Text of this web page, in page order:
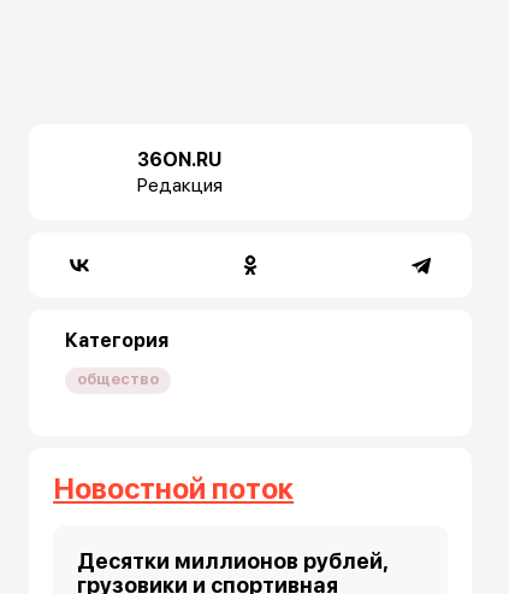
36ON.RU
Редакция
Категория
общество
Новостной поток
Десятки миллионов рублей,
грузовики и спортивная